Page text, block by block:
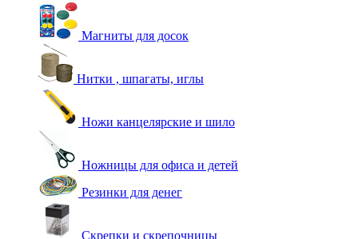
Магниты для досок
Нитки , шпагаты, иглы
Ножи канцелярские и шило
Ножницы для офиса и детей
Резинки для денег
Скрепки и скрепочницы